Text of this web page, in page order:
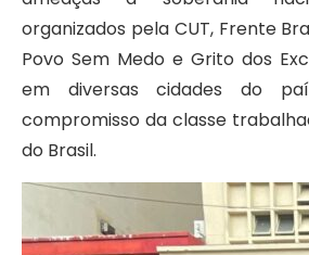
organizados pela CUT, Frente
Povo Sem Medo e Grito dos
em diversas cidades do
compromisso da classe
do Brasil.